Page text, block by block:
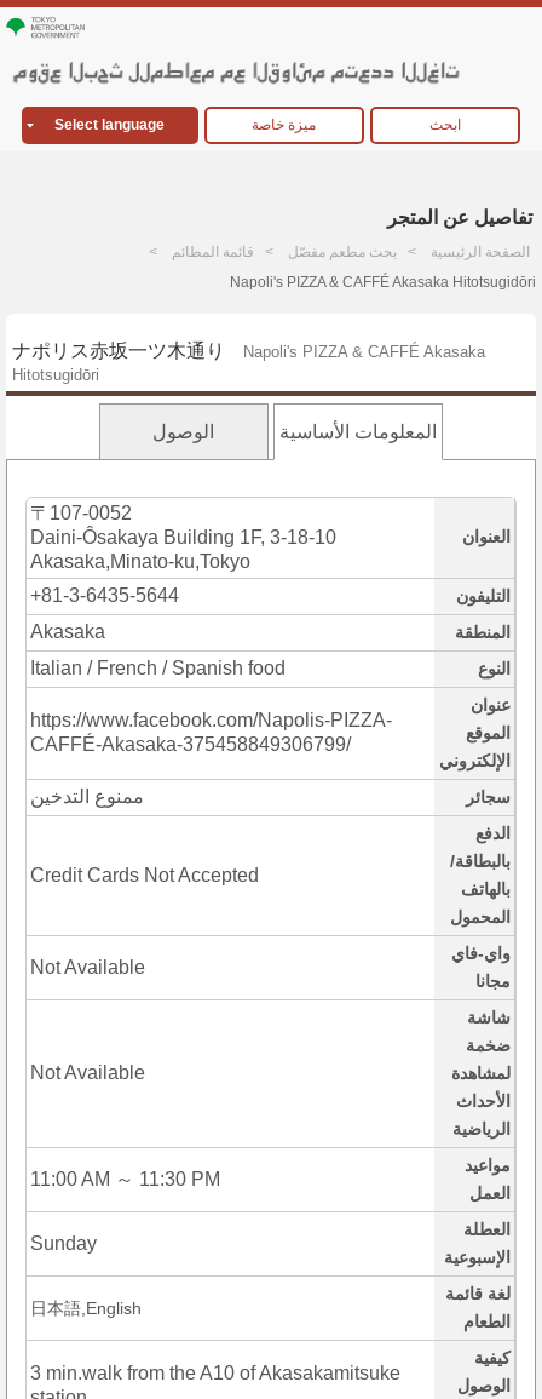
Select language ميزة خاصة ابحث
تفاصيل عن المتجر
الصفحة الرئيسية بحث مطعم مفصّل
قائمة المطائم
Napoli's PIZZA & CAFFÉ Akasaka Hitotsugidōri
ナポリス赤坂一ツ木通り
Napoli's PIZZA & CAFFÉ Akasaka
Hitotsugidōri
المعلومات الأساسية الوصول
العنوان
〒107-0052
Daini-Ôsakaya Building 1F, 3-18-10
Akasaka,Minato-ku,Tokyo
التليفون +81-3-6435-5644
المنطقة Akasaka
النوع Italian / French / Spanish food
عنوان
الموقع
الإلكتروني
https://www.facebook.com/Napolis-PIZZA-
CAFFÉ-Akasaka-375458849306799/
سجائر ممنوع التدخين
الدفع
بالبطاقة/
بالهاتف
المحمول
Credit Cards Not Accepted
واي-فاي
مجانا
Not Available
شاشة
ضخمة
لمشاهدة
الأحداث
الرياضية
Not Available
مواعيد
العمل
11:00 AM ～ 11:30 PM
العطلة
الإسبوعية
Sunday
لغة قائمة
الطعام
日本語,English
كيفية
الوصول
3 min.walk from the A10 of Akasakamitsuke